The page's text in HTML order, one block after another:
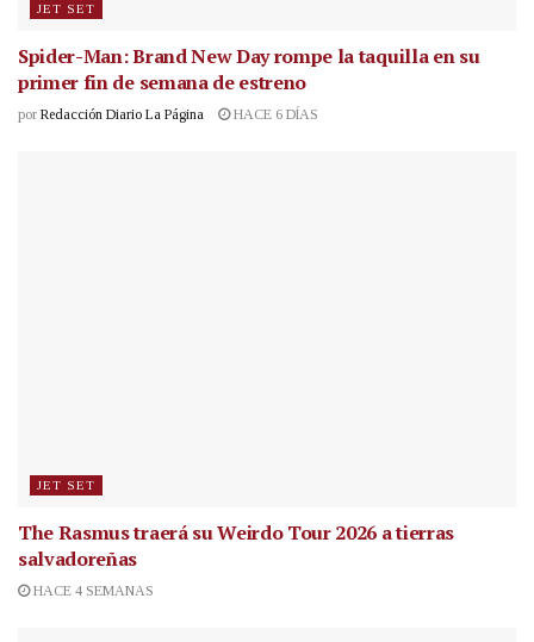
JET SET
Spider-Man: Brand New Day rompe la taquilla en su
primer fin de semana de estreno
por Redacción Diario La Página HACE 6 DÍAS
JET SET
The Rasmus traerá su Weirdo Tour 2026 a tierras
salvadoreñas
HACE 4 SEMANAS